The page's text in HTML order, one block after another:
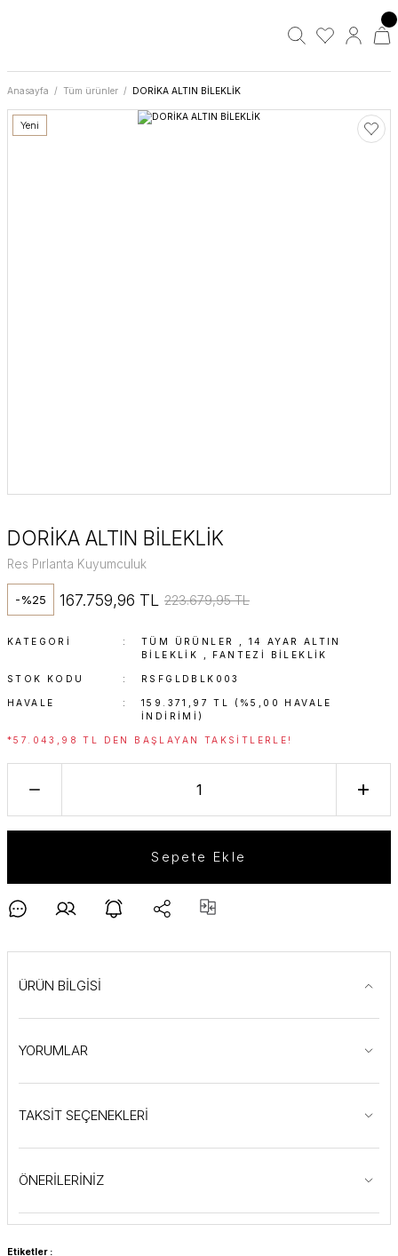
Anasayfa Tüm ürünler DORİKA ALTIN BİLEKLİK
Yeni
DORİKA ALTIN BİLEKLİK
Res Pırlanta Kuyumculuk
-%25 167.759,96 TL 223.679,95 TL
KATEGORI TÜM ÜRÜNLER
14 AYAR ALTIN
BILEKLIK
FANTEZI BILEKLIK
STOK KODU RSFGLDBLK003
HAVALE
159.371,97 TL (%5,00 HAVALE
INDIRIMI)
*57.043,98 TL DEN BAŞLAYAN TAKSITLERLE!
Sepete Ekle
ÜRÜN BİLGİSİ
YORUMLAR
TAKSİT SEÇENEKLERİ
ÖNERİLERİNİZ
Etiketler :